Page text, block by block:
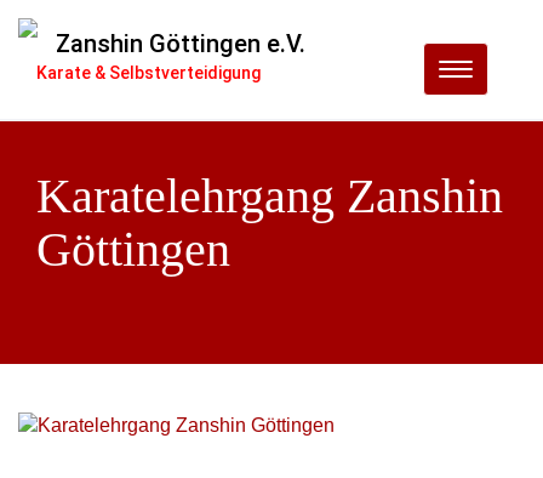
Menu
Zanshin Göttingen e.V.
Karate & Selbstverteidigung
Karatelehrgang Zanshin
Göttingen